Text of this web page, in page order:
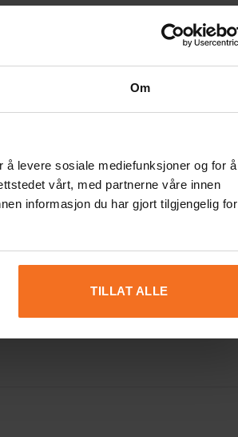
Om
levere sosiale mediefunksjoner og for å
vårt, med partnerne våre innen
informasjon du har gjort tilgjengelig for
TILLAT ALLE
0%